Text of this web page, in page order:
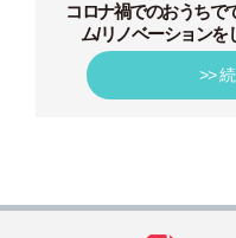
コロナ禍でのおうちで
ム/リノベーションを
>>